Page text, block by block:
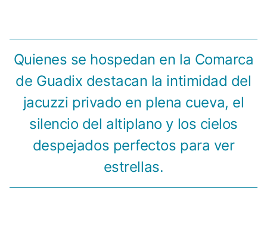
Quienes se hospedan en la Comarca
de Guadix destacan la intimidad del
jacuzzi privado en plena cueva, el
silencio del altiplano y los cielos
despejados perfectos para ver
estrellas.